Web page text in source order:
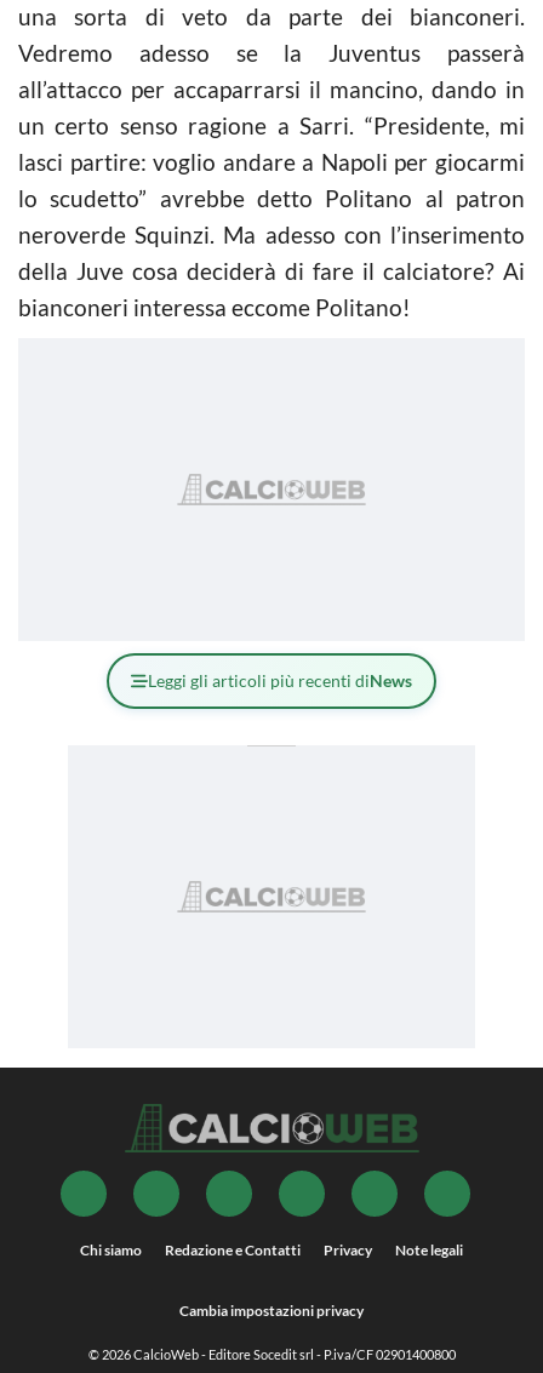
una sorta di veto da parte dei bianconeri.
Vedremo adesso se la Juventus passerà
all’attacco per accaparrarsi il mancino, dando in
un certo senso ragione a Sarri. “Presidente, mi
lasci partire: voglio andare a Napoli per giocarmi
lo scudetto” avrebbe detto Politano al patron
neroverde Squinzi. Ma adesso con l’inserimento
della Juve cosa deciderà di fare il calciatore? Ai
bianconeri interessa eccome Politano!
Leggi gli articoli più recenti diNews
Chi siamo Redazione e Contatti Privacy Note legali
Cambia impostazioni privacy
© 2026CalcioWeb- Editore Socedit srl - P.iva/CF 02901400800